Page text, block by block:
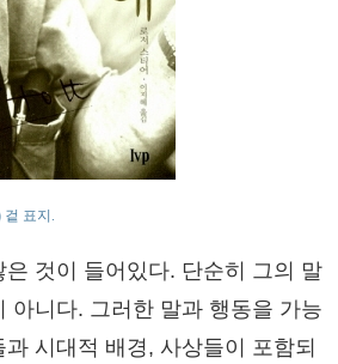
표지.
것이 들어있다. 단순히 그의 말
아니다. 그러한 말과 행동을 가능
시대적 배경, 사상들이 포함되